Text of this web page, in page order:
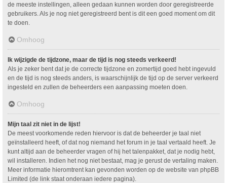
de meeste instellingen, alleen gedaan kunnen worden door geregistreerde
gebruikers. Als je nog niet geregistreerd bent is dit een goed moment om dit
te doen.
Omhoog
Ik wijzigde de tijdzone, maar de tijd is nog steeds verkeerd!
Als je zeker bent dat je de correcte tijdzone en zomertijd goed hebt ingevuld
en de tijd is nog steeds anders, is waarschijnlijk de tijd op de server verkeerd
ingesteld en zullen de beheerders een aanpassing moeten doen.
Omhoog
Mijn taal zit niet in de lijst!
De meest voorkomende reden hiervoor is dat de beheerder je taal niet
geïnstalleerd heeft, of dat nog niemand het forum in je taal vertaald heeft. Je
kunt altijd aan de beheerder vragen of hij het talenpakket, dat je nodig hebt,
wil installeren. Indien het nog niet bestaat, mag je gerust de vertaling maken.
Meer informatie hieromtrent kan gevonden worden op de website van phpBB
Limited (de link staat onderaan iedere pagina).